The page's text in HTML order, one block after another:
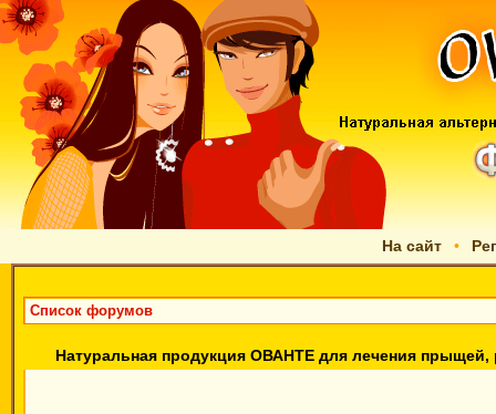
На сайт •
Список форумов
Натуральная продукция ОВАНТЕ для лечения прыщей,